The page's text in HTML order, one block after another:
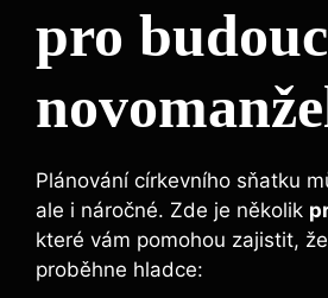
pro
Plánování církevního sňatku
ale i náročné. Zde je několik
které vám pomohou zajistit,
proběhne hladce: